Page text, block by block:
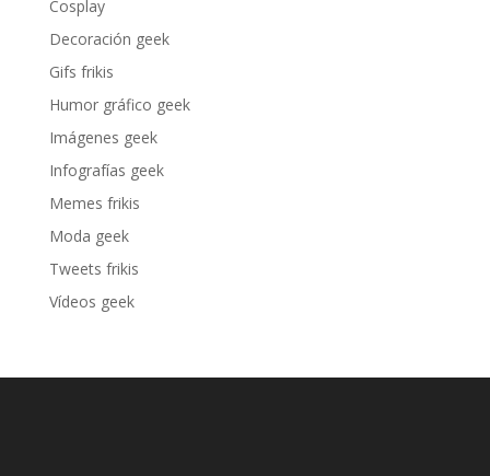
Cosplay
Decoración geek
Gifs frikis
Humor gráfico geek
Imágenes geek
Infografías geek
Memes frikis
Moda geek
Tweets frikis
Vídeos geek